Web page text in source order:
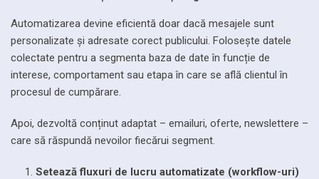
Automatizarea devine eficientă doar dacă mesajele sunt
personalizate și adresate corect publicului. Folosește datele
colectate pentru a segmenta baza de date în funcție de
interese, comportament sau etapa în care se află clientul în
procesul de cumpărare.
Apoi, dezvoltă conținut adaptat – emailuri, oferte, newslettere –
care să răspundă nevoilor fiecărui segment.
Setează fluxuri de lucru automatizate (workflow-uri)